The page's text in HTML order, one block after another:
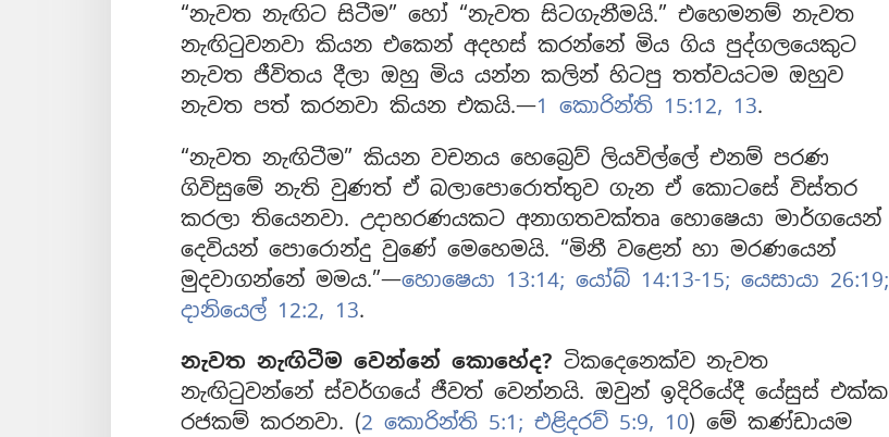
“නැවත නැඟිට සිටීම” හෝ “නැවත සිටගැනීමයි.” එහෙමනම් නැවත
නැඟිටුවනවා කියන එකෙන් අදහස් කරන්නේ මිය ගිය පුද්ගලයෙකුට
නැවත ජීවිතය දීලා ඔහු මිය යන්න කලින් හිටපු තත්වයටම ඔහුව
නැවත පත් කරනවා කියන එකයි.—1 කොරින්ති 15:12, 13.
“නැවත නැඟිටීම” කියන වචනය හෙබ්‍රෙව් ලියවිල්ලේ එනම් පරණ
ගිවිසුමේ නැති වුණත් ඒ බලාපොරොත්තුව ගැන ඒ කොටසේ විස්තර
කරලා තියෙනවා. උදාහරණයකට අනාගතවක්තෘ හොෂෙයා මාර්ගයෙන්
දෙවියන් පොරොන්දු වුණේ මෙහෙමයි. “මිනී වළෙන් හා මරණයෙන්
මුදවාගන්නේ මමය.”—හොෂෙයා 13:14; යෝබ් 14:13-15; යෙසායා 26:19;
දානියෙල් 12:2, 13.
නැවත නැඟිටීම වෙන්නේ කොහේද? ටිකදෙනෙක්ව නැවත
නැඟිටුවන්නේ ස්වර්ගයේ ජීවත් වෙන්නයි. ඔවුන් ඉදිරියේදී යේසුස් එක්ක
රජකම් කරනවා. (2 කොරින්ති 5:1; එළිදරව් 5:9, 10) මේ කණ්ඩායම